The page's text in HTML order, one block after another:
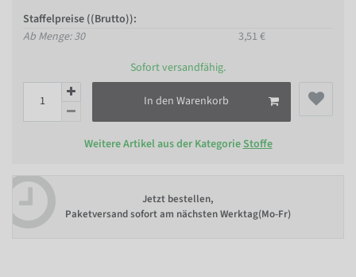
Staffelpreise ((Brutto)):
Ab Menge: 30
3,51 €
Sofort versandfähig.
In den Warenkorb
Weitere Artikel aus der KategorieStoffe
Jetzt bestellen,
Paketversand sofort am nächsten Werktag(Mo-Fr)